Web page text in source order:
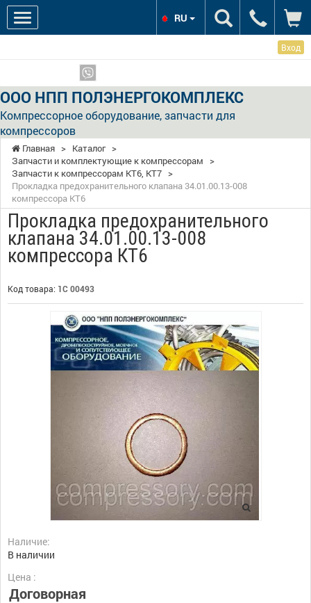
Вход
ООО НПП ПОЛЭНЕРГОКОМПЛЕКС
Компрессорное оборудование, запчасти для
компрессоров
RU
Главная > Каталог >
Запчасти и комплектующие к компрессорам
>
Запчасти к компрессорам КТ6, КТ7 >
Прокладка предохранительного клапана 34.01.00.13-008
компрессора КТ6
Прокладка предохранительного
клапана 34.01.00.13-008
компрессора КТ6
Код товара: 1С 00493
Наличие:
В наличии
Цена :
Договорная